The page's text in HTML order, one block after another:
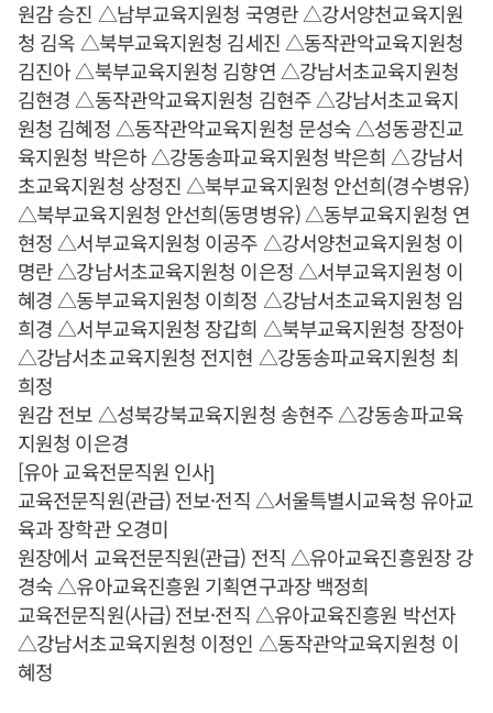
원감 승진 △남부교육지원청 국영란 △강서양천교육지원
청 김옥 △북부교육지원청 김세진 △동작관악교육지원청
김진아 △북부교육지원청 김향연 △강남서초교육지원청
김현경 △동작관악교육지원청 김현주 △강남서초교육지
원청 김혜정 △동작관악교육지원청 문성숙 △성동광진교
육지원청 박은하 △강동송파교육지원청 박은희 △강남서
초교육지원청 상정진 △북부교육지원청 안선희(경수병유)
△북부교육지원청 안선희(동명병유) △동부교육지원청 연
현정 △서부교육지원청 이공주 △강서양천교육지원청 이
명란 △강남서초교육지원청 이은정 △서부교육지원청 이
혜경 △동부교육지원청 이희정 △강남서초교육지원청 임
희경 △서부교육지원청 장갑희 △북부교육지원청 장정아
△강남서초교육지원청 전지현 △강동송파교육지원청 최
희정
원감 전보 △성북강북교육지원청 송현주 △강동송파교육
지원청 이은경
[유아 교육전문직원 인사]
교육전문직원(관급) 전보·전직 △서울특별시교육청 유아교
육과 장학관 오경미
원장에서 교육전문직원(관급) 전직 △유아교육진흥원장 강
경숙 △유아교육진흥원 기획연구과장 백정희
교육전문직원(사급) 전보·전직 △유아교육진흥원 박선자
△강남서초교육지원청 이정인 △동작관악교육지원청 이
혜정